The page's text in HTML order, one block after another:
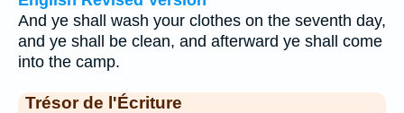
And ye shall wash your clothes on the seventh day,
and ye shall be clean, and afterward ye shall come
into the camp.
Trésor de l'Écriture